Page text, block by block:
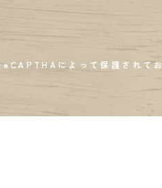
によって保護されて